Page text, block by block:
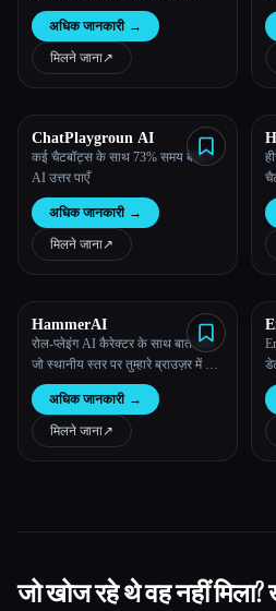
अधिक जानकारी →
मिलने जाना↗︎
ChatPlaygroun AI
कई चैटबॉट्स के साथ 73% समय बेहतर
AI उत्तर पाएँ
अधिक जानकारी →
मिलने जाना↗︎
HammerAI
रोल-प्लेइंग AI कैरेक्टर के साथ बात करो,
जो स्थानीय स्तर पर तुम्हारे ब्राउज़र में या
डेस्कटॉप ऐप पर चलते हैं - 100% मुफ़्त
और पूरी तरह से निजी।
अधिक जानकारी →
मिलने जाना↗︎
जो खोज रहे थे वह नहीं